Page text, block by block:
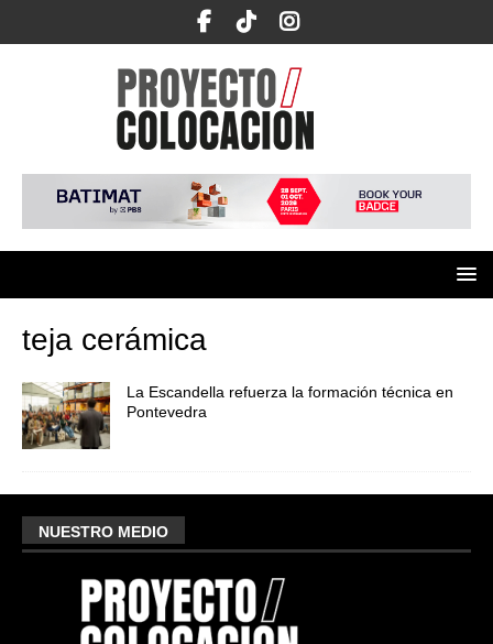
teja cerámica
La Escandella refuerza la formación técnica en
Pontevedra
NUESTRO MEDIO